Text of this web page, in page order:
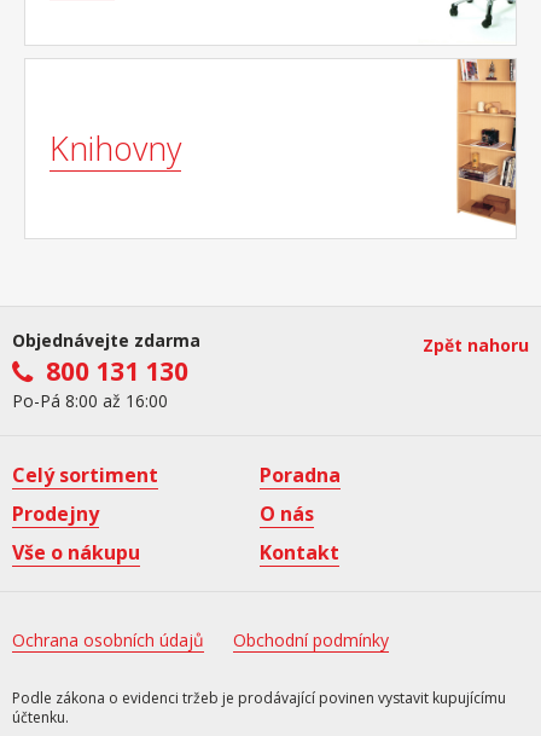
Knihovny
Objednávejte zdarma
800 131 130
Po-Pá 8:00 až 16:00
Zpět nahoru
Celý sortiment
Poradna
Prodejny
O nás
Vše o nákupu
Kontakt
Ochrana osobních údajů Obchodní podmínky
Podle zákona o evidenci tržeb je prodávající povinen vystavit kupujícímu
účtenku.